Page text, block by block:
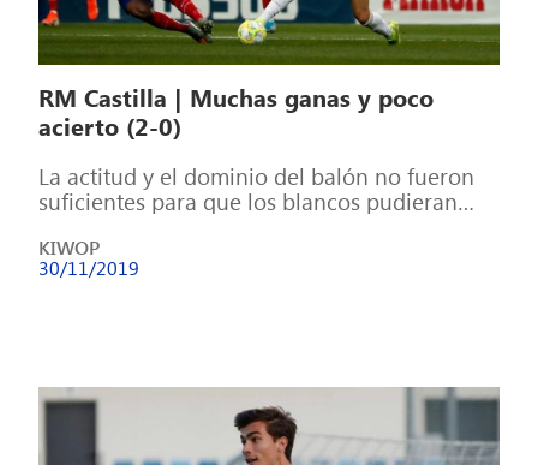
RM Castilla | Muchas ganas y poco
acierto (2-0)
La actitud y el dominio del balón no fueron
suficientes para que los blancos pudieran
KIWOP
30/11/2019